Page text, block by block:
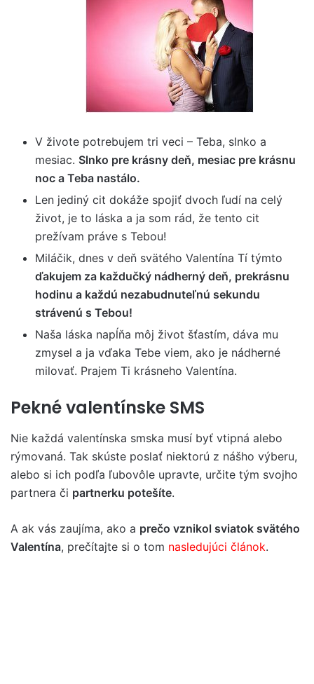
V živote potrebujem tri veci – Teba, slnko a
mesiac. Slnko pre krásny deň, mesiac pre krásnu
noc a Teba nastálo.
Len jediný cit dokáže spojiť dvoch ľudí na celý
život, je to láska a ja som rád, že tento cit
prežívam práve s Tebou!
Miláčik, dnes v deň svätého Valentína Tí týmto
ďakujem za každučký nádherný deň, prekrásnu
hodinu a každú nezabudnuteľnú sekundu
strávenú s Tebou!
Naša láska napĺňa môj život šťastím, dáva mu
zmysel a ja vďaka Tebe viem, ako je nádherné
milovať. Prajem Ti krásneho Valentína.
Pekné valentínske SMS
Nie každá valentínska smska musí byť vtipná alebo
rýmovaná. Tak skúste poslať niektorú z nášho výberu,
alebo si ich podľa ľubovôle upravte, určite tým svojho
partnera či partnerku potešíte.
A ak vás zaujíma, ako a prečo vznikol sviatok svätého
Valentína, prečítajte si o tom nasledujúci článok.